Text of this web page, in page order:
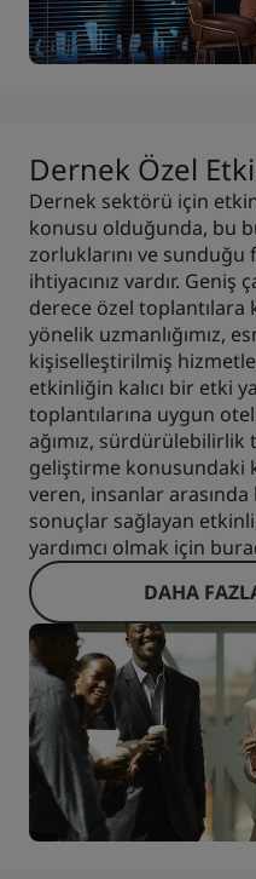
Dernek Özel
Dernek sektörü için
konusu olduğunda, bu
zorluklarını ve sunduğu
ihtiyacınız vardır.
derece özel
yönelik uzmanlığımız,
kişiselleştirilmiş
etkinliğin kalıcı bir etki
toplantılarına uygun
ağımız,
geliştirme konusundaki
veren, insanlar
sonuçlar sağlayan
yardımcı olmak için
DAHA